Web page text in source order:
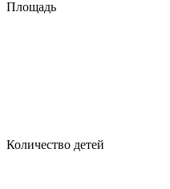
Площадь
Количество детей